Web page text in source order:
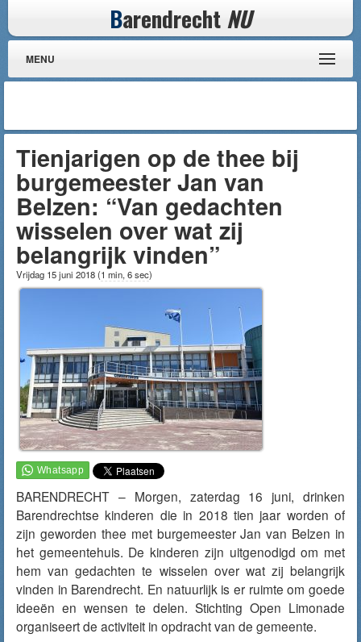
Barendrecht NU
MENU
Tienjarigen op de thee bij
burgemeester Jan van
Belzen: “Van gedachten
wisselen over wat zij
belangrijk vinden”
Vrijdag 15 juni 2018(1 min, 6 sec)
BARENDRECHT – Morgen, zaterdag 16 juni, drinken
Barendrechtse kinderen die in 2018 tien jaar worden of
zijn geworden thee met burgemeester Jan van Belzen in
het gemeentehuis. De kinderen zijn uitgenodigd om met
hem van gedachten te wisselen over wat zij belangrijk
vinden in Barendrecht. En natuurlijk is er ruimte om goede
ideeën en wensen te delen. Stichting Open Limonade
organiseert de activiteit in opdracht van de gemeente.